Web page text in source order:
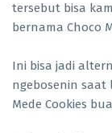
tersebut bisa
bernama Choco
Ini bisa jadi
ngebosenin saat
Mede Cookies